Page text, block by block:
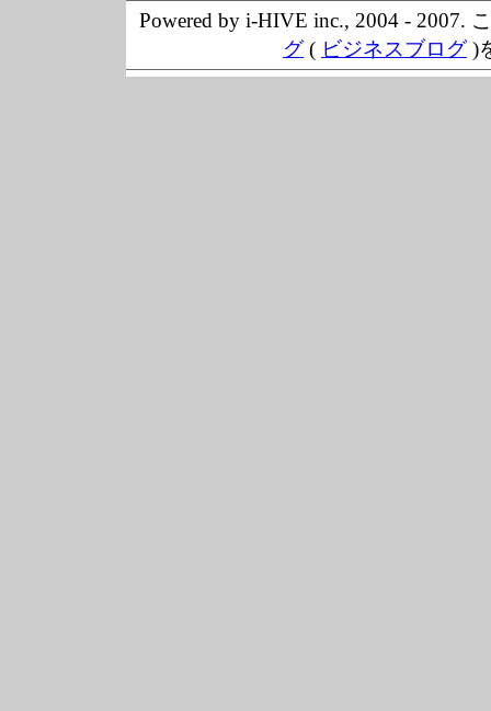
Powered by i-HIVE inc., 2004 - 2007.
グ( ビジネスブログ)